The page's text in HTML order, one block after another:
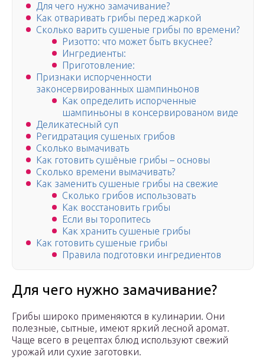
Для чего нужно замачивание?
Как отваривать грибы перед жаркой
Сколько варить сушеные грибы по времени?
Ризотто: что может быть вкуснее?
Ингредиенты:
Приготовление:
Признаки испорченности
законсервированных шампиньонов
Как определить испорченные
шампиньоны в консервированом виде
Деликатесный суп
Регидратация сушеных грибов
Сколько вымачивать
Как готовить сушёные грибы – основы
Сколько времени вымачивать?
Как заменить сушеные грибы на свежие
Сколько грибов использовать
Как восстановить грибы
Если вы торопитесь
Как хранить сушеные грибы
Как готовить сушеные грибы
Правила подготовки ингредиентов
Для чего нужно замачивание?
Грибы широко применяются в кулинарии. Они
полезные, сытные, имеют яркий лесной аромат.
Чаще всего в рецептах блюд используют свежий
урожай или сухие заготовки.